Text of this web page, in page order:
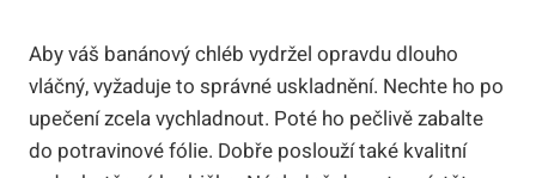
Aby váš banánový chléb vydržel opravdu dlouho
vláčný, vyžaduje to správné uskladnění. Nechte ho po
upečení zcela vychladnout. Poté ho pečlivě zabalte
do potravinové fólie. Dobře poslouží také kvalitní